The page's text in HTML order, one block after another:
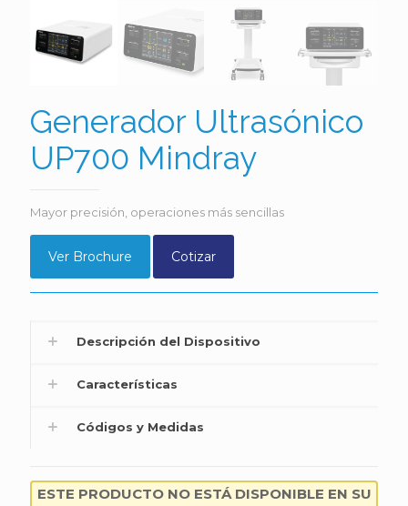
Generador Ultrasónico
UP700 Mindray
Mayor precisión, operaciones más sencillas
Ver Brochure Cotizar
Descripción del Dispositivo
Características
Códigos y Medidas
ESTE PRODUCTO NO ESTÁ DISPONIBLE EN SU